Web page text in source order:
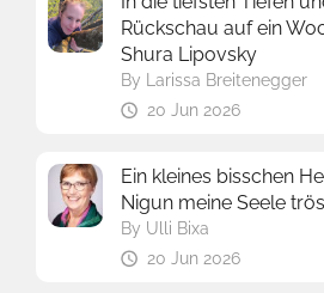
Rückschau auf ein
Shura Lipovsky
By
Larissa Breitenegger
20 Jun 2026
Ein kleines bisschen
Nigun meine Seele
By Ulli Bixa
20 Jun 2026